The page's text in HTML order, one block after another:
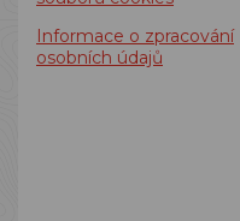
Informace o zpracování
osobních údajů